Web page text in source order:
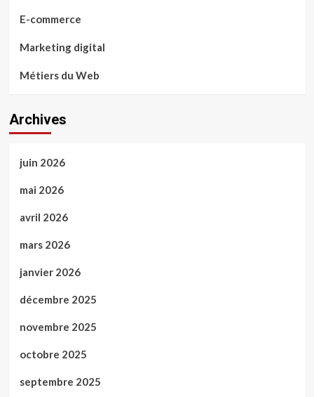
E-commerce
Marketing digital
Métiers du Web
Archives
juin 2026
mai 2026
avril 2026
mars 2026
janvier 2026
décembre 2025
novembre 2025
octobre 2025
septembre 2025